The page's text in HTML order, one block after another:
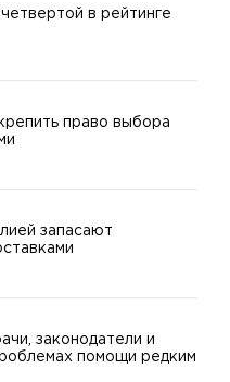
в рейтинге
право выбора
запасают
законодатели и
помощи редким